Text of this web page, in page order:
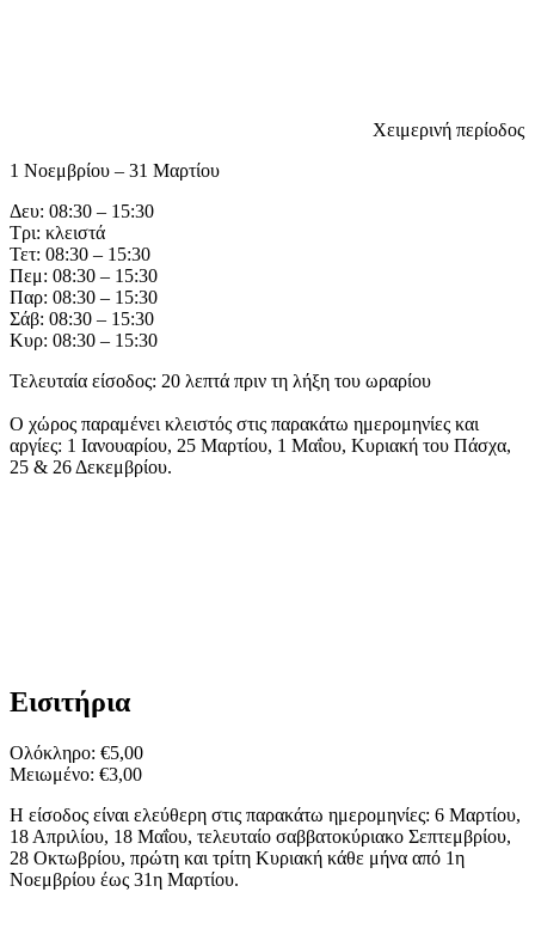
Χειμερινή περίοδος
1 Νοεμβρίου – 31 Μαρτίου
Δευ: 08:30 – 15:30
Τρι: κλειστά
Τετ: 08:30 – 15:30
Πεμ: 08:30 – 15:30
Παρ: 08:30 – 15:30
Σάβ: 08:30 – 15:30
Κυρ: 08:30 – 15:30
Τελευταία είσοδος: 20 λεπτά πριν τη λήξη του ωραρίου
Ο χώρος παραμένει κλειστός στις παρακάτω ημερομηνίες και
αργίες: 1 Ιανουαρίου, 25 Μαρτίου, 1 Μαΐου, Κυριακή του Πάσχα,
25 & 26 Δεκεμβρίου.
Εισιτήρια
Ολόκληρο: €5,00
Μειωμένο: €3,00
Η είσοδος είναι ελεύθερη στις παρακάτω ημερομηνίες: 6 Μαρτίου,
18 Απριλίου, 18 Μαΐου, τελευταίο σαββατοκύριακο Σεπτεμβρίου,
28 Οκτωβρίου, πρώτη και τρίτη Κυριακή κάθε μήνα από 1η
Νοεμβρίου έως 31η Μαρτίου.